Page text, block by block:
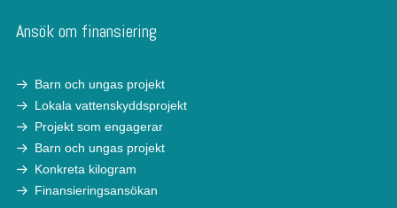
Ansök om finansiering
Barn och ungas projekt
Lokala vattenskyddsprojekt
Projekt som engagerar
Barn och ungas projekt
Konkreta kilogram
Finansieringsansökan